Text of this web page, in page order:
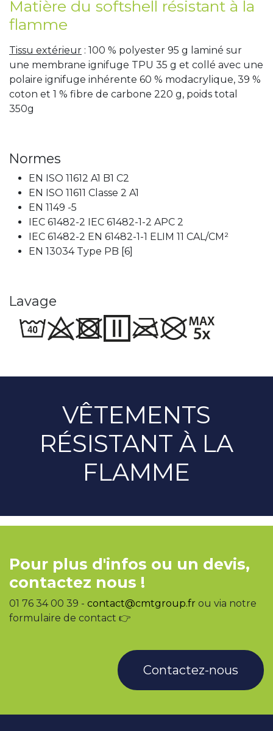
Matière du softshell résistant à la
flamme
Tissu extérieur : 100 % polyester 95 g laminé sur
une membrane ignifuge TPU 35 g et collé avec une
polaire ignifuge inhérente 60 % modacrylique, 39 %
coton et 1 % fibre de carbone 220 g, poids total
350g
Normes
EN ISO 11612 A1 B1 C2
EN ISO 11611 Classe 2 A1
EN 1149 -5
IEC 61482-2 IEC 61482-1-2 APC 2
IEC 61482-2 EN 61482-1-1 ELIM 11 CAL/CM²
EN 13034 Type PB [6]
Lavage
VÊTEMENTS
RÉSISTANT À LA
FLAMME
Pour plus d'infos ou un devis,
contactez nous !
01 76 34 00 39 - contact@cmtgroup.fr ou via notre
formulaire de contact 👉
Contactez-nous